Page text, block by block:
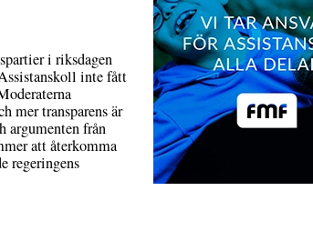
i riksdagen
inte fått
mer transparens är
argumenten från
att återkomma
regeringens